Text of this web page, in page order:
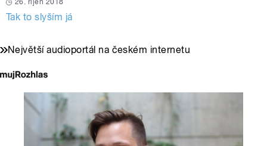
26. říjen 2018
Tak to slyším já
Největší audioportál na českém internetu